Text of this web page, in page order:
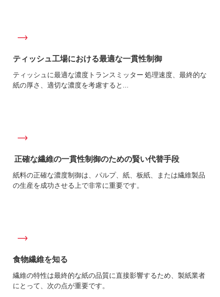
ティッシュ工場における最適な一貫性制御
ティッシュに最適な濃度トランスミッター 処理速度、最終的な
紙の厚さ、適切な濃度を考慮すると...
正確な繊維の一貫性制御のための賢い代替手段
紙料の正確な濃度制御は、パルプ、紙、板紙、または繊維製品
の生産を成功させる上で非常に重要です。
食物繊維を知る
繊維の特性は最終的な紙の品質に直接影響するため、製紙業者
にとって、次の点が重要です。